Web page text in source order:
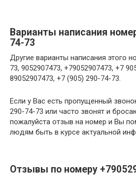
Варианты написания
74-73
Другие варианты написания этого
73, 9052907473, +79052907473, +7
89052907473, +7 (905) 290-74-73.
Если у Вас есть пропущенный
290-74-73 или часто звонят и
пожалуйста отзыв на номер и Вы
людям быть в курсе актуальной
Отзывы по номеру